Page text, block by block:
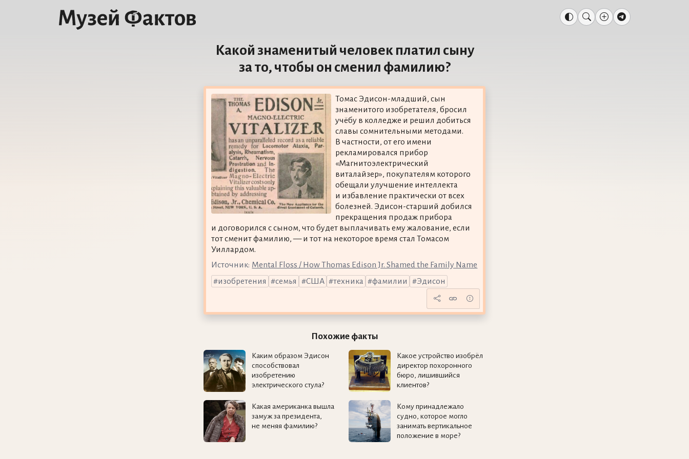
Какой знаменитый человек платил сыну
за то, чтобы он сменил фамилию?
Томас Эдисон-младший, сын
знаменитого изобретателя, бросил
учёбу в колледже и решил добиться
славы сомнительными методами.
В частности, от его имени
рекламировался прибор
«Магнитоэлектрический
виталайзер», покупателям которого
обещали улучшение интеллекта
и избавление практически от всех
болезней. Эдисон-старший добился
прекращения продаж прибора
и договорился с сыном, что будет выплачивать ему жалование, если
тот сменит фамилию, — и тот на некоторое время стал Томасом
Уиллардом.
Источник: Mental Floss / How Thomas Edison Jr. Shamed the Family Name
изобретения
семья США техника фамилии Эдисон
Похожие факты
Каким образом Эдисон
способствовал
изобретению
электрического стула?
Какое устройство изобрёл
директор похоронного
бюро, лишившийся
клиентов?
Какая американка вышла
замуж за президента,
не меняя фамилию?
Кому принадлежало
судно, которое могло
занимать вертикальное
положение в море?